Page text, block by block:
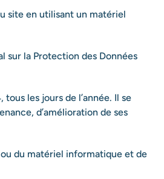
site en utilisant un matériel
sur la Protection des Données
les jours de l’année. Il se
d’amélioration de ses
du matériel informatique et de